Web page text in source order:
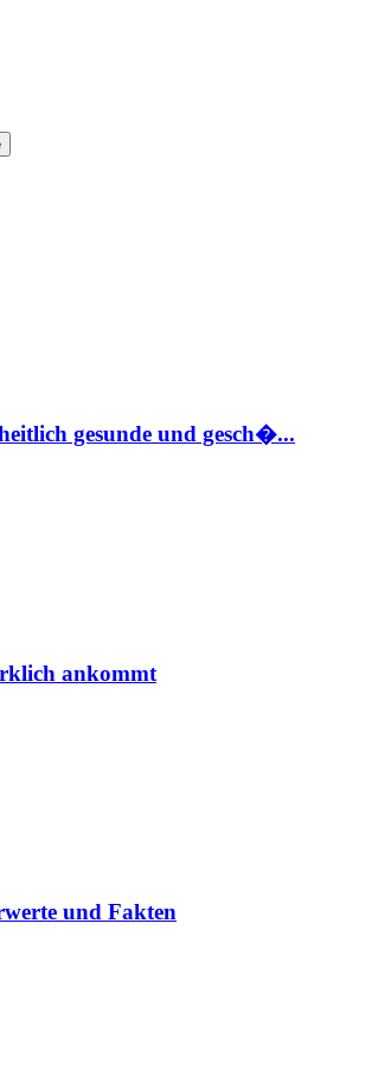
gesunde und gesch�...
ankommt
und Fakten